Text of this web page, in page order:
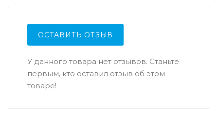
ОСТАВИТЬ ОТЗЫВ
У данного товара нет отзывов. Станьте
первым, кто оставил отзыв об этом
товаре!